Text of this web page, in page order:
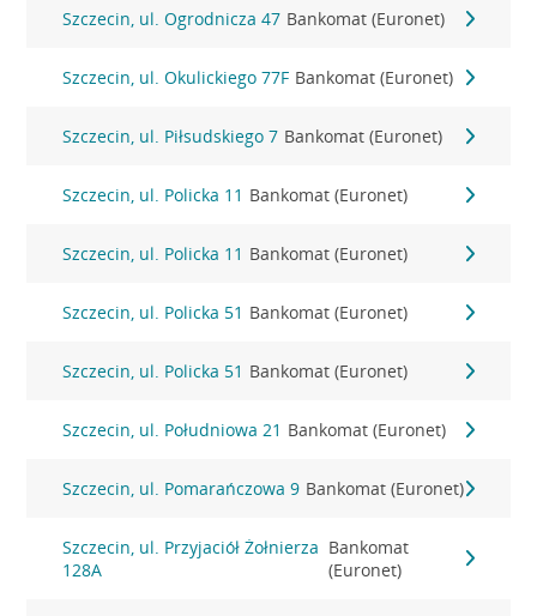
Szczecin, ul. Ogrodnicza 47 Bankomat (Euronet)
Szczecin, ul. Okulickiego 77F Bankomat (Euronet)
Szczecin, ul. Piłsudskiego 7 Bankomat (Euronet)
Szczecin, ul. Policka 11 Bankomat (Euronet)
Szczecin, ul. Policka 11 Bankomat (Euronet)
Szczecin, ul. Policka 51 Bankomat (Euronet)
Szczecin, ul. Policka 51 Bankomat (Euronet)
Szczecin, ul. Południowa 21 Bankomat (Euronet)
Szczecin, ul. Pomarańczowa 9 Bankomat (Euronet)
Szczecin, ul. Przyjaciół Żołnierza
128A
Bankomat
(Euronet)